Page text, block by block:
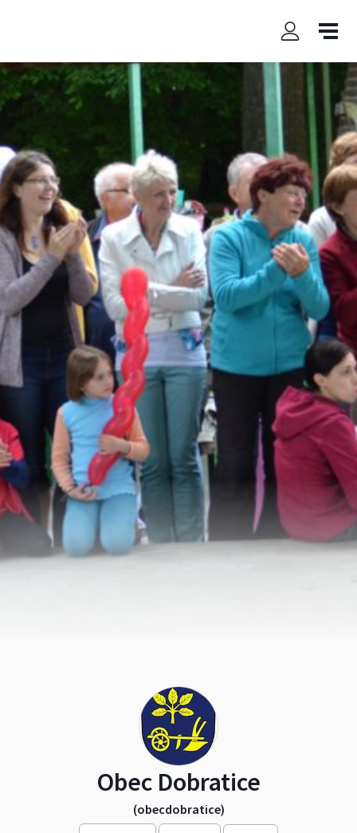
Obec Dobratice
(obecdobratice)